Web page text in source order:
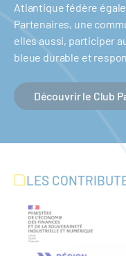
Atlantique fédère
Partenaires, une
elles aussi, participer
bleue durable et
Découvrir le Club
LES